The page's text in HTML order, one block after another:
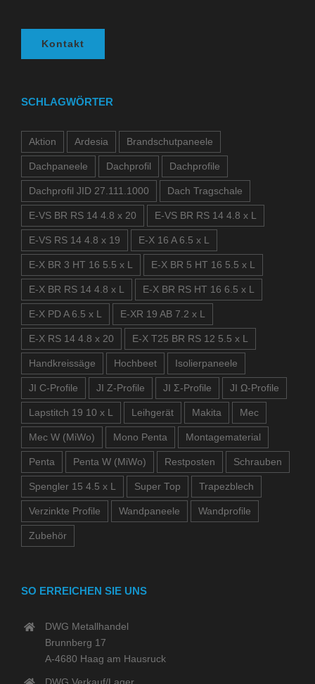
Kontakt
SCHLAGWÖRTER
Aktion Ardesia Brandschutpaneele
Dachpaneele Dachprofil Dachprofile
Dachprofil JID 27.111.1000 Dach Tragschale
E-VS BR RS 14 4.8 x 20 E-VS BR RS 14 4.8 x L
E-VS RS 14 4.8 x 19 E-X 16 A 6.5 x L
E-X BR 3 HT 16 5.5 x L E-X BR 5 HT 16 5.5 x L
E-X BR RS 14 4.8 x L E-X BR RS HT 16 6.5 x L
E-X PD A 6.5 x L E-XR 19 AB 7.2 x L
E-X RS 14 4.8 x 20 E-X T25 BR RS 12 5.5 x L
Handkreissäge Hochbeet Isolierpaneele
JI C-Profile JI Z-Profile JI Σ-Profile JI Ω-Profile
Lapstitch 19 10 x L Leihgerät Makita Mec
Mec W (MiWo) Mono Penta Montagematerial
Penta Penta W (MiWo) Restposten Schrauben
Spengler 15 4.5 x L Super Top Trapezblech
Verzinkte Profile Wandpaneele Wandprofile
Zubehör
SO ERREICHEN SIE UNS
DWG Metallhandel
Brunnberg 17
A-4680 Haag am Hausruck